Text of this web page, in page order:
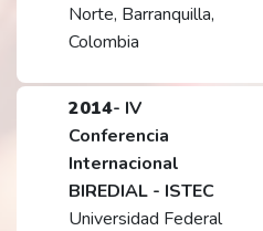
Norte, Barranquilla,
Colombia
2014- IV
Conferencia
Internacional
BIREDIAL - ISTEC
Universidad Federal